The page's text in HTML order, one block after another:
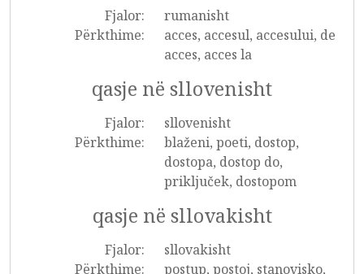
Fjalor:
rumanisht
Përkthime:
acces, accesul, accesului, de
acces, acces la
qasje në sllovenisht
Fjalor:
sllovenisht
Përkthime:
blaženi, poeti, dostop,
dostopa, dostop do,
priključek, dostopom
qasje në sllovakisht
Fjalor:
sllovakisht
Përkthime:
postup, postoj, stanovisko,